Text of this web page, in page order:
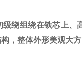
绕组绕在铁芯上
，整体外形美观大